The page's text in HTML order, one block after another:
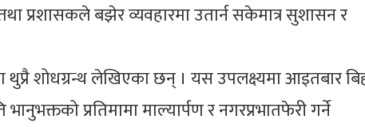
प्रशासकले बझेर व्यवहारमा उतार्न सकेमात्र सुशासन र
थुप्रै शोधग्रन्थ लेखिएका छन् । यस उपलक्ष्यमा आइतबार
भानुभक्तको प्रतिमामा माल्यार्पण र नगरप्रभातफेरी गर्ने